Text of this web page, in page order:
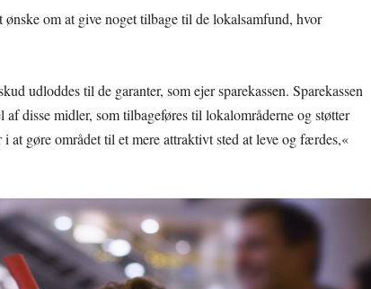
om at give noget tilbage til de lokalsamfund, hvor
udloddes til de garanter, som ejer sparekassen. Sparekassen
disse midler, som tilbageføres til lokalområderne og støtter
gøre området til et mere attraktivt sted at leve og færdes,«